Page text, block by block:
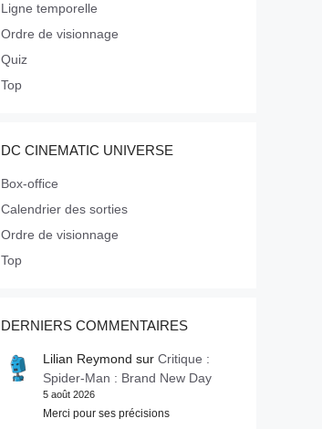
Ligne temporelle
Ordre de visionnage
Quiz
Top
DC CINEMATIC UNIVERSE
Box-office
Calendrier des sorties
Ordre de visionnage
Top
DERNIERS COMMENTAIRES
Lilian Reymond sur Critique :
Spider-Man : Brand New Day
5 août 2026
Merci pour ses précisions